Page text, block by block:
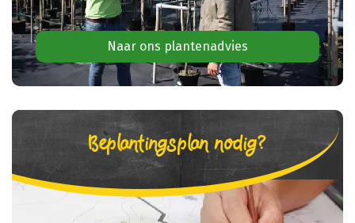
Naar ons plantenadvies
Beplantingsplan nodig?